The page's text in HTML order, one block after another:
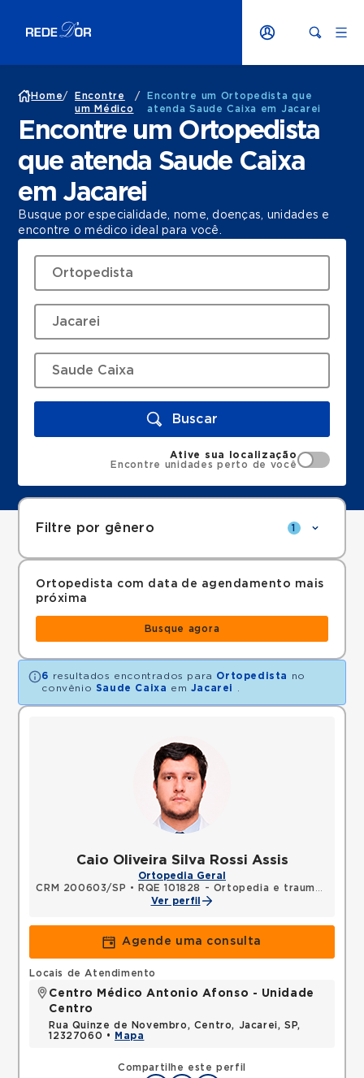
Home/
Encontre
um Médico
/
Encontre um Ortopedista que
atenda Saude Caixa em Jacarei
Encontre um Ortopedista
que atenda Saude Caixa
em Jacarei
Busque por especialidade, nome, doenças, unidades e
encontre o médico ideal para você.
Buscar
Ative sua localização
Encontre unidades perto de você
Filtre por gênero 1
Ortopedista com data de agendamento mais
próxima
Busque agora
6 resultados encontrados para Ortopedista
no
convênio Saude Caixa em Jacarei
Caio Oliveira Silva Rossi Assis
Ortopedia Geral
CRM 200603/SP •
RQE 101828 - Ortopedia e traumatologia
Ver perfil
Agende uma consulta
Compartilhe este perfil
Locais de Atendimento
Centro Médico Antonio Afonso - Unidade
Centro
Rua Quinze de Novembro, Centro, Jacarei, SP,
12327060 •
Mapa